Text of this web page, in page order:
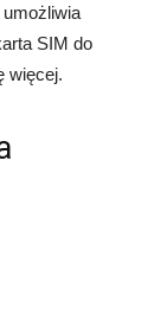
SIM do
więcej.